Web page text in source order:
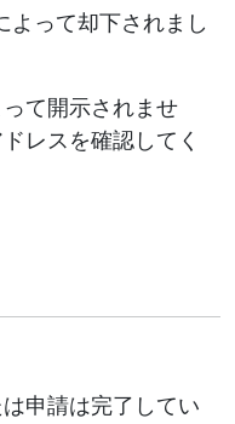
よって却下されまし
って開示されませ
レスを確認してく
申請は完了してい